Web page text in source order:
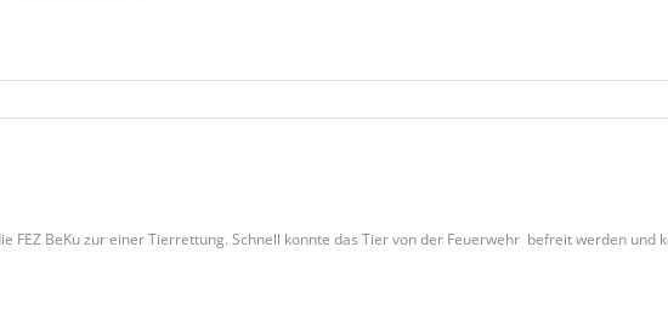
FEZ BeKu zur einer Tierrettung. Schnell konnte das Tier von der Feuerwehr befreit werden und